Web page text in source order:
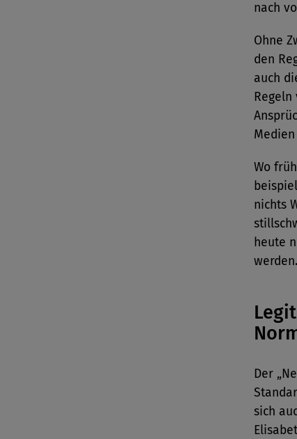
nach
Ohne
den
auch
Wo
nichts
heute
werden.
Der
sich